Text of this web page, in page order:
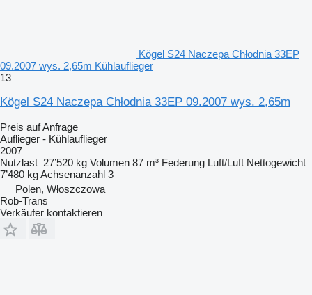
Kögel S24 Naczepa Chłodnia 33EP
09.2007 wys. 2,65m Kühlauflieger
13
Kögel S24 Naczepa Chłodnia 33EP 09.2007 wys. 2,65m
Preis auf Anfrage
Auflieger - Kühlauflieger
2007
Nutzlast 27’520 kg Volumen 87 m³ Federung Luft/Luft Nettogewicht
7’480 kgAchsenanzahl 3
Polen, Włoszczowa
Rob-Trans
Verkäufer kontaktieren